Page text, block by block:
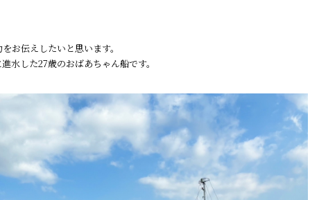
をお伝えしたいと思います。
水した27歳のおばあちゃん船です。